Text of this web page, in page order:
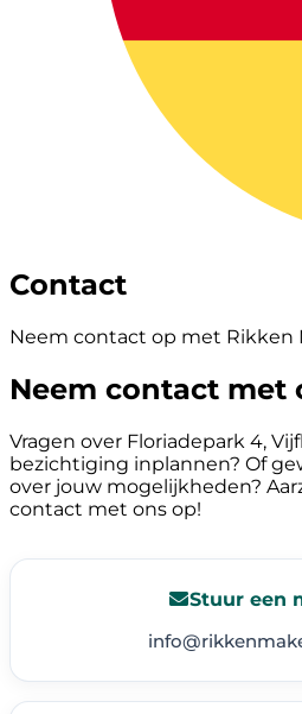
Contact
Neem contact op met Rikken
Neem contact met
Vragen over Floriadepark 4,
bezichtiging inplannen? Of
over jouw mogelijkheden?
contact met ons op!
Stuur een